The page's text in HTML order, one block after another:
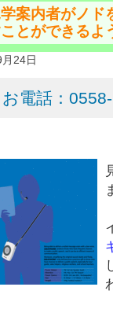
学案内者がノド
とができるよ
24日
お電話：